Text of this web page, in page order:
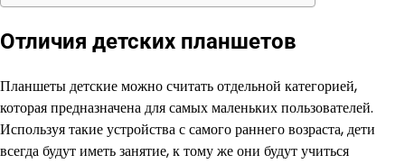
Отличия детских планшетов
Планшеты детские можно считать отдельной категорией,
которая предназначена для самых маленьких пользователей.
Используя такие устройства с самого раннего возраста, дети
всегда будут иметь занятие, к тому же они будут учиться